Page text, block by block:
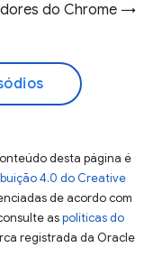
do Chrome →
desta página é
4.0 do Creative
de acordo com
aspolíticas do
registrada da Oracle